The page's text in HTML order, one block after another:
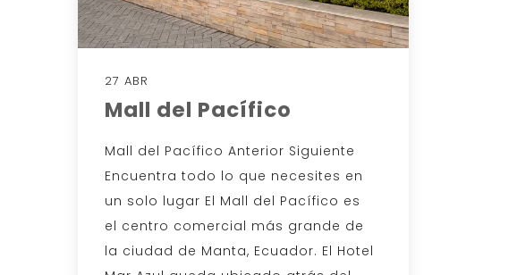
27 ABR
Mall del Pacífico
Mall del Pacífico Anterior Siguiente
Encuentra todo lo que necesites en
un solo lugar El Mall del Pacífico es
el centro comercial más grande de
la ciudad de Manta, Ecuador. El Hotel